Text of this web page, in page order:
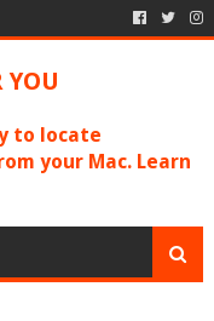
YOU
to locate
your Mac. Learn